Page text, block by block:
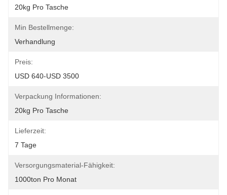
20kg Pro Tasche
Min Bestellmenge:
Verhandlung
Preis:
USD 640-USD 3500
Verpackung Informationen:
20kg Pro Tasche
Lieferzeit:
7 Tage
Versorgungsmaterial-Fähigkeit:
1000ton Pro Monat